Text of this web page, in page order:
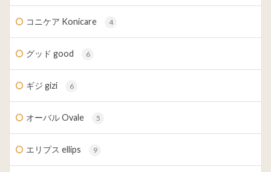
コニケア Konicare 4
グッド good 6
ギジ gizi 6
オーバル Ovale 5
エリプス ellips 9